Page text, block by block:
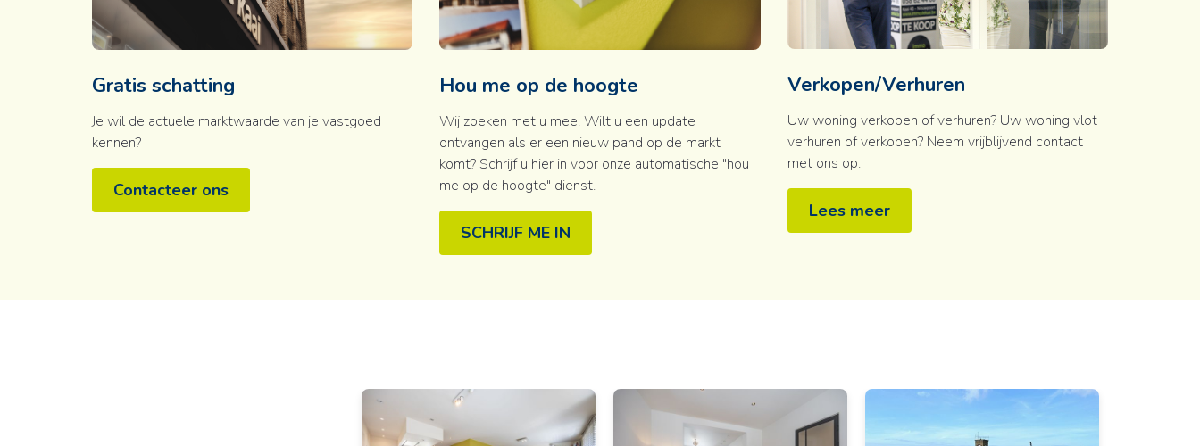
Gratis schatting
Je wil de actuele marktwaarde van je vastgoed
kennen?
Contacteer ons
Hou me op de hoogte
Wij zoeken met u mee! Wilt u een update
ontvangen als er een nieuw pand op de markt
komt? Schrijf u hier in voor onze automatische "hou
me op de hoogte" dienst.
SCHRIJF ME IN
Verkopen/Verhuren
Uw woning verkopen of verhuren? Uw woning vlot
verhuren of verkopen? Neem vrijblijvend contact
met ons op.
Lees meer